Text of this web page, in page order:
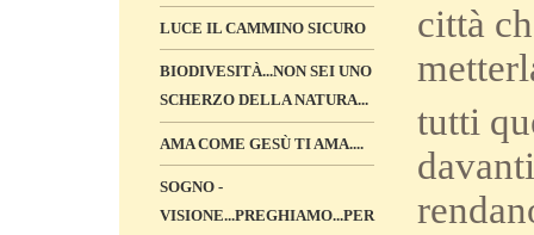
LUCE IL CAMMINO SICURO
BIODIVESITÀ...NON SEI UNO
SCHERZO DELLA NATURA...
AMA COME GESÙ TI AMA....
SOGNO -
VISIONE...PREGHIAMO...PER
città
tutti